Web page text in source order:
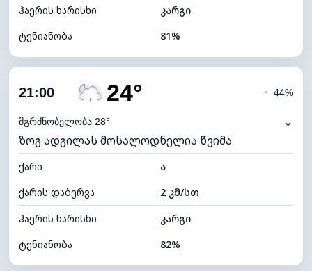
ჰაერის ხარისხი
კარგი
ტენიანობა
81%
ღრუბლიანობა
ნამის წერტილი
ხილვადობა
10 კმ
განათების ინდექსი 4 (მკრთალი)
ღრუბლის სიმაღლე 6240 მ
21:00 24°
მგრძნობელობა 28°
◔ 44%
⌄
ზოგ ადგილას მოსალოდნელია წვიმა
ქარი
ა
ქარის დაბერვა
2 კმ/სთ
ჰაერის ხარისხი
კარგი
ტენიანობა
82%